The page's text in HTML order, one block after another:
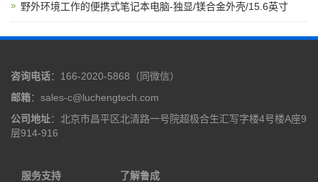
野外环境工作的便携式笔记本电脑-独显/镁合金外壳/15.6英寸
咨询电话：166-2020-5868（同微信）
邮箱：sales-c@luchengtech.com
公司地址：北京市昌平区北清路一号院超极合生汇写字楼4号楼A座9
层914-916
服务支持
了解鲁成